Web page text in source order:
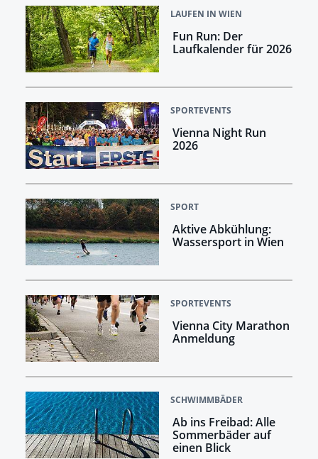
LAUFEN IN WIEN
Fun Run: Der
Laufkalender für 2026
SPORTEVENTS
Vienna Night Run
2026
SPORT
Aktive Abkühlung:
Wassersport in Wien
SPORTEVENTS
Vienna City Marathon
Anmeldung
SCHWIMMBÄDER
Ab ins Freibad: Alle
Sommerbäder auf
einen Blick